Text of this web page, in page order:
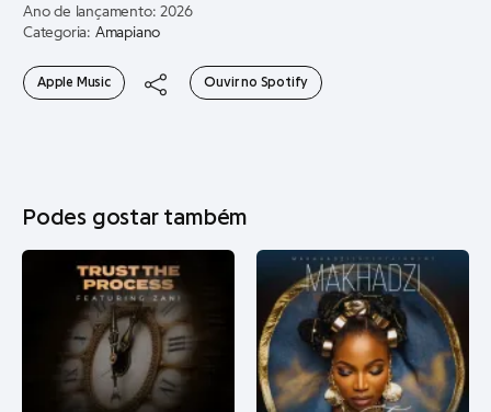
Ano de lançamento: 2026
Categoria: Amapiano
Apple Music Ouvir no Spotify
Podes gostar também